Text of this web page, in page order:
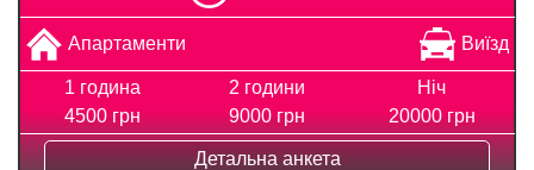
Апартаменти Виїзд
1 година
4500 грн
2 години
9000 грн
Ніч
20000 грн
Детальна анкета